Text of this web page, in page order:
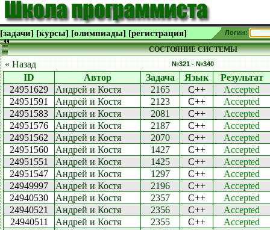
[задачи] [курсы] [олимпиады] [регистрация] Логин:
СОСТОЯНИЕ СИСТЕМЫ
« Назад №321 - №340
ID Автор Задача Язык
Результат
24951629
Андрей и Костя 2165 C++
Accepted
24951591
Андрей и Костя 2123 C++
Accepted
24951583
Андрей и Костя 2081 C++
Accepted
24951576
Андрей и Костя 2187 C++
Accepted
24951562
Андрей и Костя 2070 C++
Accepted
24951560
Андрей и Костя 1427 C++
Accepted
24951551
Андрей и Костя 1425 C++
Accepted
24951547
Андрей и Костя 1297 C++
Accepted
24949997
Андрей и Костя 2196 C++
Accepted
24940530
Андрей и Костя 2357 C++
Accepted
24940521
Андрей и Костя 2356 C++
Accepted
24940511
Андрей и Костя 2355 C++
Accepted